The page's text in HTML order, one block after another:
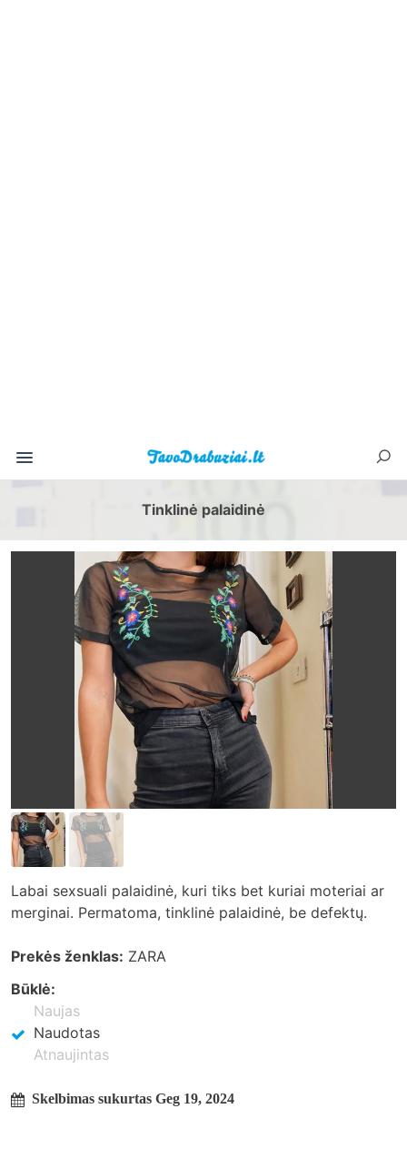
Tinklinė palaidinė
Labai sexsuali palaidinė, kuri tiks bet kuriai moteriai ar
merginai. Permatoma, tinklinė palaidinė, be defektų.
Prekės ženklas: ZARA
Būklė:
Naujas
Naudotas
Atnaujintas
Skelbimas sukurtas Geg 19, 2024